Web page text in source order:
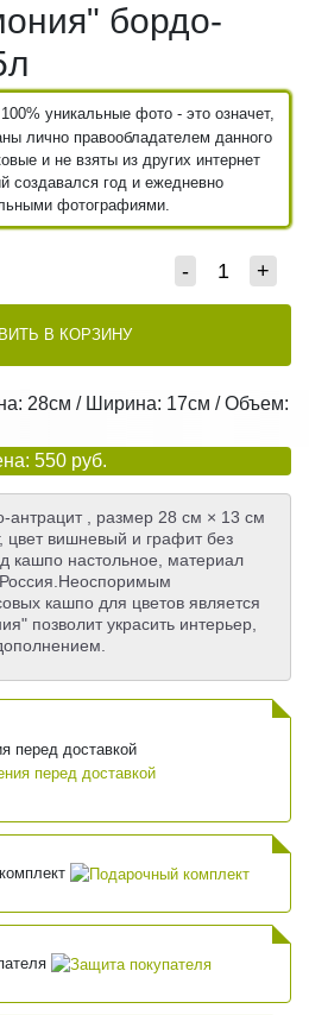
бордо-
100% уникальные фото - это означет,
лично правообладателем данного
и не взяты из других интернет
создавался год и ежедневно
фотографиями.
- +
В КОРЗИНУ
28см / Ширина: 17см / Объем:
550 руб.
, размер 28 см × 13 см
цвет вишневый и графит без
кашпо настольное, материал
Россия.Неоспоримым
кашпо для цветов является
позволит украсить интерьер,
перед доставкой